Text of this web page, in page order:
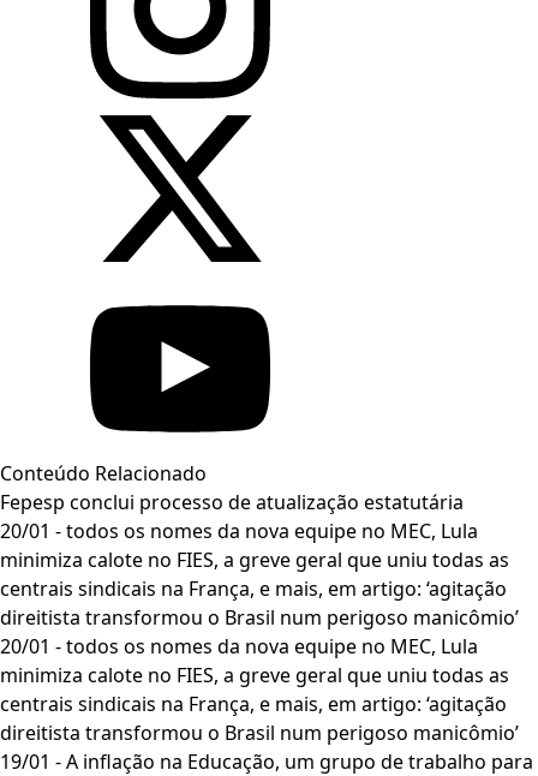
Conteúdo Relacionado
Fepesp conclui processo de atualização estatutária
20/01 - todos os nomes da nova equipe no MEC, Lula
minimiza calote no FIES, a greve geral que uniu todas as
centrais sindicais na França, e mais, em artigo: ‘agitação
direitista transformou o Brasil num perigoso manicômio’
20/01 - todos os nomes da nova equipe no MEC, Lula
minimiza calote no FIES, a greve geral que uniu todas as
centrais sindicais na França, e mais, em artigo: ‘agitação
direitista transformou o Brasil num perigoso manicômio’
19/01 - A inflação na Educação, um grupo de trabalho para